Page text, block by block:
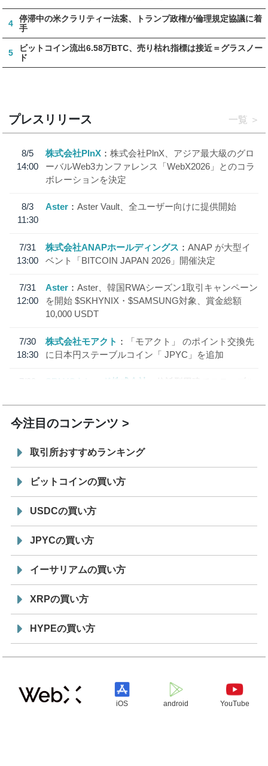
4
停滞中の米クラリティー法案、トランプ政権が倫理規定協議に着
手
5
ビットコイン流出6.58万BTC、売り枯れ指標は接近＝グラスノー
ド
プレスリリース 一覧
8/5
14:00
株式会社PlnX
株式会社PlnX、アジア最大級のグロ
ーバルWeb3カンファレンス「WebX2026」とのコラ
ボレーションを決定
8/3
11:30
Aster Aster Vault、全ユーザー向けに提供開始
7/31
13:00
株式会社ANAPホールディングス
ANAP が大型イ
ベント「BITCOIN JAPAN 2026」開催決定
7/31
12:00
Aster
Aster、韓国RWAシーズン1取引キャンペーン
を開始 $SKHYNIX・$SAMSUNG対象、賞金総額
10,000 USDT
7/30
18:30
株式会社モアクト
「モアクト」 のポイント交換先
に日本円ステーブルコイン「 JPYC」を追加
7/29
SBI VCトレード株式会社
信託型円建てステーブル
今注目のコンテンツ
取引所おすすめランキング
ビットコインの買い方
USDCの買い方
JPYCの買い方
イーサリアムの買い方
XRPの買い方
HYPEの買い方
iOS android YouTube